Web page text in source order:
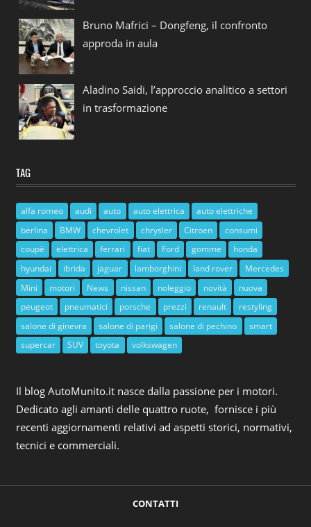
Bruno Mafrici – Dongfeng, il confronto
approda in aula
Aladino Saidi, l’approccio analitico a settori
in trasformazione
TAG
alfa romeo audi auto auto elettrica
auto elettriche
berlina
BMW chevrolet chrysler Citroen
consumi
coupè
elettrica ferrari fiat Ford gomme
honda
hyundai
ibrida jaguar lamborghini land rover
Mercedes
Mini
motori News nissan noleggio novità
nuova
peugeot
pneumatici porsche prezzi renault
restyling
salone di ginevra
salone di parigi salone di pechino
smart
supercar
SUV toyota volkswagen
Il blog AutoMunito.it nasce dalla passione per i motori.
Dedicato agli amanti delle quattro ruote, fornisce i più
recenti aggiornamenti relativi ad aspetti storici, normativi,
tecnici e commerciali.
CONTATTI